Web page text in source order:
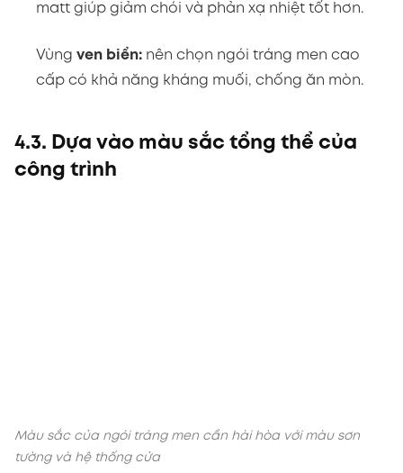
matt giúp giảm chói và phản xạ nhiệt tốt hơn.
Vùng ven biển: nên chọn ngói tráng men cao
cấp có khả năng kháng muối, chống ăn mòn.
4.3. Dựa vào màu sắc tổng thể của
công trình
Nhà màu sáng → ngói màu đậm (xanh rêu, nâu,
xám).